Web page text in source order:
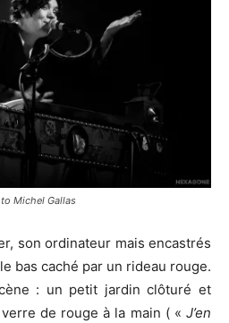
Michel Gallas
son ordinateur mais encastrés
bas caché par un rideau rouge.
: un petit jardin clôturé et
de rouge à la main ( « J’en